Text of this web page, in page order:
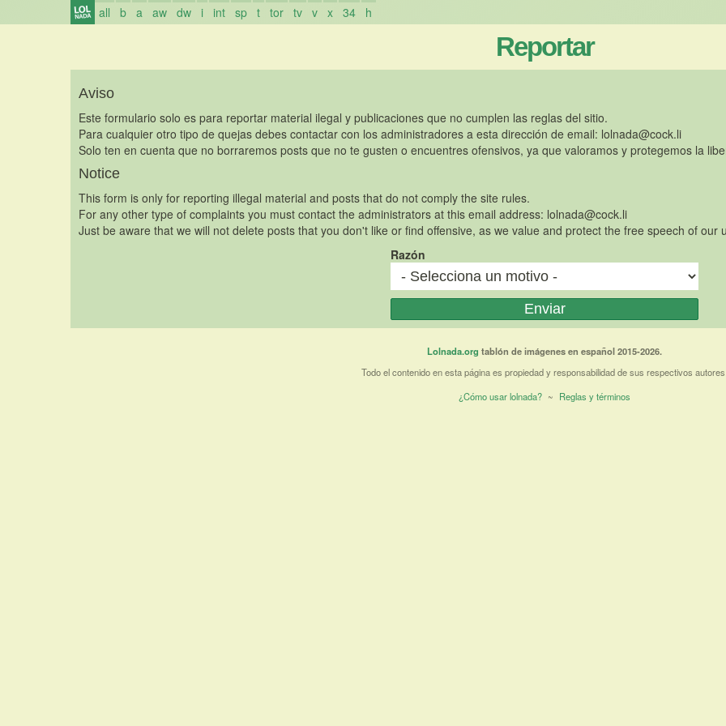
all b a aw dw i int sp t tor tv v x 34 h
Reportar
Aviso
Este formulario solo es para reportar material ilegal y publicaciones que no cumplen las reglas del sitio.
Para cualquier otro tipo de quejas debes contactar con los administradores a esta dirección de email: lolnada@cock.li
Solo ten en cuenta que no borraremos posts que no te gusten o encuentres ofensivos, ya que valoramos y protegemos la
Notice
This form is only for reporting illegal material and posts that do not comply the site rules.
For any other type of complaints you must contact the administrators at this email address: lolnada@cock.li
Just be aware that we will not delete posts that you don't like or find offensive, as we value and protect the free speech of our
Razón
Lolnada.org tablón de imágenes en español 2015-2026.
Todo el contenido en esta página es propiedad y responsabilidad de sus respectivos
¿Cómo usar lolnada? ~ Reglas y términos